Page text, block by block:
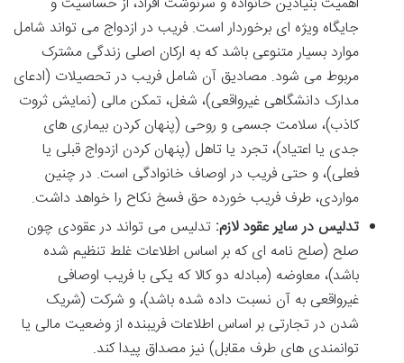
جایگاه ویژه ای برخوردار است. فریب در ازدواج می تواند شامل
موارد بسیار متنوعی باشد که به ارکان اصلی زندگی مشترک
مربوط می شود. مصادیق آن شامل فریب در تحصیلات (ادعای
مدارک دانشگاهی غیرواقعی)، شغل، تمکن مالی (نمایش ثروت
کاذب)، سلامت جسمی و روحی (پنهان کردن بیماری های
جدی یا اعتیاد)، تجرد یا تاهل (پنهان کردن ازدواج قبلی یا
فعلی)، و حتی فریب در اوصاف خانوادگی است. در چنین
مواردی، طرف فریب خورده حق فسخ نکاح را خواهد داشت.
تدلیس در سایر عقود لازم: تدلیس می تواند در عقودی چون
صلح (صلح نامه ای که بر اساس اطلاعات غلط تنظیم شده
باشد)، معاوضه (مبادله دو کالا که یکی با فریب اوصافی
غیرواقعی به آن نسبت داده شده باشد)، و شرکت (شریک
شدن در تجارتی بر اساس اطلاعات فریبنده از وضعیت مالی یا
توانمندی های طرف مقابل) نیز مصداق پیدا کند.